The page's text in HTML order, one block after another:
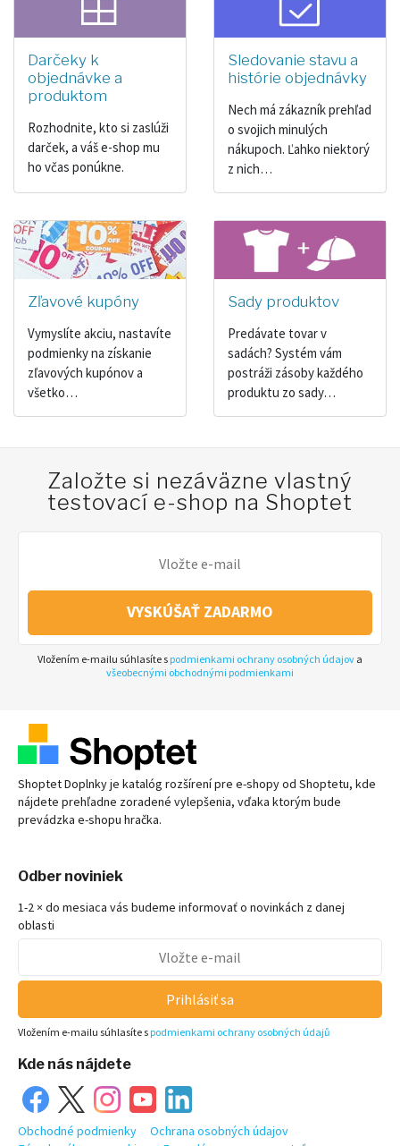
Darčeky k
objednávke a
produktom
Rozhodnite, kto si zaslúži
darček, a váš e-shop mu
ho včas ponúkne.
Sledovanie stavu a
histórie objednávky
Nech má zákazník prehľad
o svojich minulých
nákupoch. Ľahko niektorý
z nich…
Zľavové kupóny
Vymyslíte akciu, nastavíte
podmienky na získanie
zľavových kupónov a
všetko…
Sady produktov
Predávate tovar v
sadách? Systém vám
postráži zásoby každého
produktu zo sady…
Založte si nezáväzne vlastný
testovací e-shop na Shoptet
VYSKÚŠAŤ ZADARMO
Vložením e-mailu súhlasíte s podmienkami ochrany osobných údajov a
všeobecnými obchodnými podmienkami
Shoptet Doplnky je katalóg rozšírení pre e-shopyod Shoptetu, kde
nájdete prehľadne zoradené vylepšenia, vďaka ktorým bude
prevádzka e-shopu hračka.
Odber noviniek
1-2 × do mesiaca vás budeme informovať o novinkách z danej
oblasti
Prihlásiť sa
Vložením e-mailu súhlasíte s podmienkami ochrany osobných údajů
Kde nás nájdete
Obchodné podmienky
Ochrana osobných údajov